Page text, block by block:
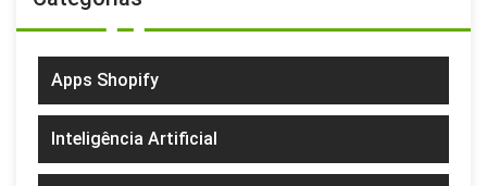
Apps Shopify
Inteligência Artificial